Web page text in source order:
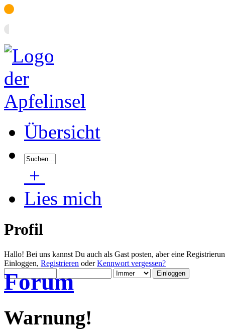
Übersicht
+
Lies mich
Profil
Hallo! Bei uns kannst Du auch als Gast posten, aber eine
Einloggen, Registrieren oderKennwort vergessen?
Forum
Warnung!